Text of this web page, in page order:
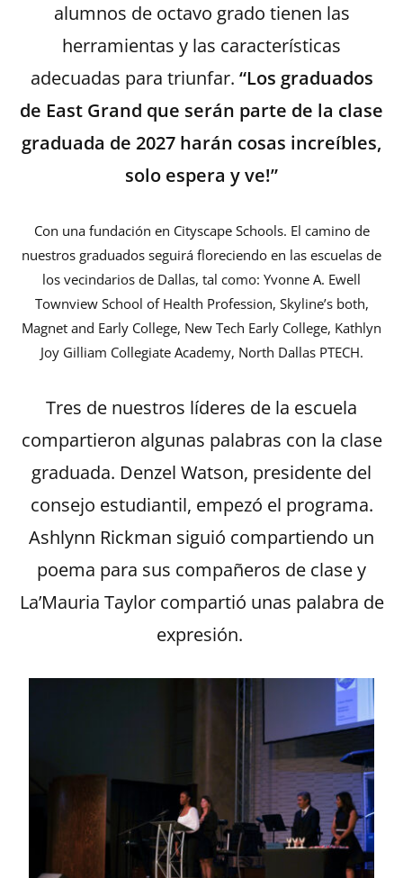
alumnos de octavo grado tienen las
herramientas y las características
adecuadas para triunfar. “Los graduados
de East Grand que serán parte de la clase
graduada de 2027 harán cosas increíbles,
solo espera y ve!”
Con una fundación en Cityscape Schools. El camino de
nuestros graduados seguirá floreciendo en las escuelas de
los vecindarios de Dallas, tal como: Yvonne A. Ewell
Townview School of Health Profession, Skyline’s both,
Magnet and Early College, New Tech Early College, Kathlyn
Joy Gilliam Collegiate Academy, North Dallas PTECH.
Tres de nuestros líderes de la escuela
compartieron algunas palabras con la clase
graduada. Denzel Watson, presidente del
consejo estudiantil, empezó el programa.
Ashlynn Rickman siguió compartiendo un
poema para sus compañeros de clase y
La’Mauria Taylor compartió unas palabra de
expresión.